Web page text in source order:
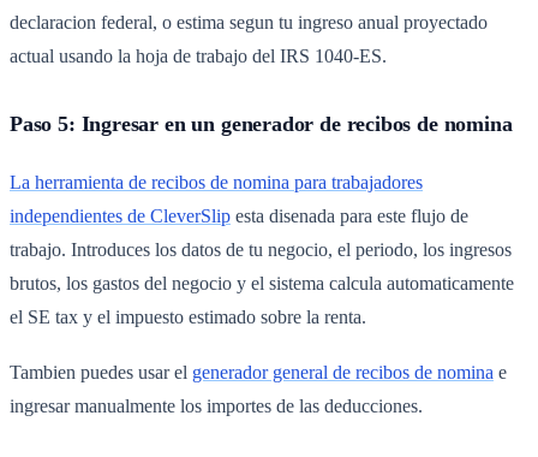
declaracion federal, o estima segun tu ingreso anual proyectado
actual usando la hoja de trabajo del IRS 1040-ES.
Paso 5: Ingresar en un generador de recibos de nomina
La herramienta de recibos de nomina para trabajadores
independientes de CleverSlip esta disenada para este flujo de
trabajo. Introduces los datos de tu negocio, el periodo, los ingresos
brutos, los gastos del negocio y el sistema calcula automaticamente
el SE tax y el impuesto estimado sobre la renta.
Tambien puedes usar el generador general de recibos de nomina e
ingresar manualmente los importes de las deducciones.